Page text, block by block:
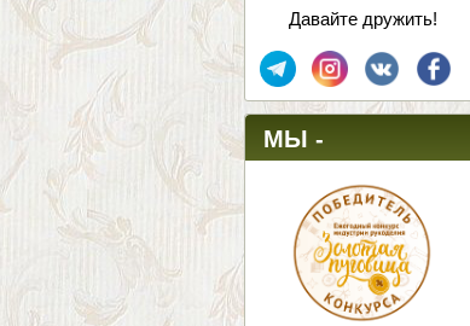
Давайте дружить!
МЫ -
ПОБЕДИТЕЛИ!